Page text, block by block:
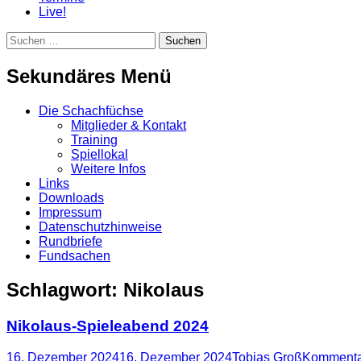
Live!
Suchen
Suchen
nach:
Sekundäres Menü
Zum
Die Schachfüchse
Mitglieder & Kontakt
Training
Spiellokal
Weitere Infos
Links
Downloads
Impressum
Datenschutzhinweise
Rundbriefe
Fundsachen
Schlagwort: Nikolaus
Nikolaus-Spieleabend 2024
Posted
16. Dezember 202416. Dezember 2024Autor
Tobias Groß